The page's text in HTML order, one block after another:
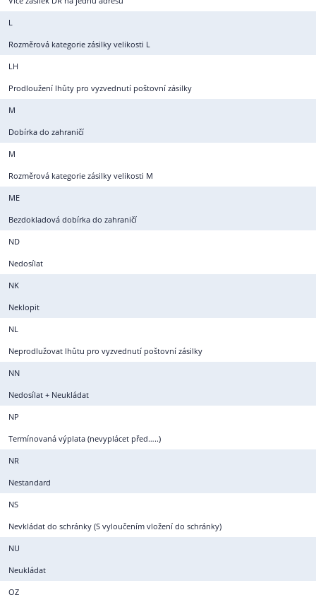
L
Rozměrová kategorie zásilky velikosti L
LH
Prodloužení lhůty pro vyzvednutí poštovní zásilky
M
Dobírka do zahraničí
M
Rozměrová kategorie zásilky velikosti M
ME
Bezdokladová dobírka do zahraničí
ND
Nedosílat
NK
Neklopit
NL
Neprodlužovat lhůtu pro vyzvednutí poštovní zásilky
NN
Nedosílat + Neukládat
NP
Termínovaná výplata (nevyplácet před…..)
NR
Nestandard
NS
Nevkládat do schránky (S vyloučením vložení do schránky)
NU
Neukládat
OZ